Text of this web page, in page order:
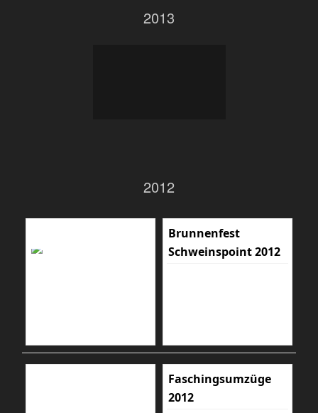
2013
2012
Brunnenfest
Schweinspoint 2012
Faschingsumzüge
2012